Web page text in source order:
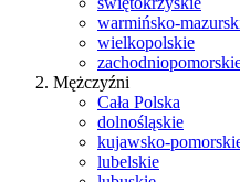
warmińsko-
wielkopolskie
Mężczyźni
Cała Polska
dolnośląskie
kujawsko-
lubelskie